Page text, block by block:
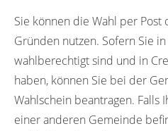
Sie können die Wahl per Post
Gründen nutzen. Sofern Sie
wahlberechtigt sind und in
haben, können Sie bei der
Wahlschein beantragen. Falls
einer anderen Gemeinde